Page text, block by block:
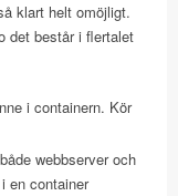
klart helt omöjligt.
det består i flertalet
i containern. Kör
webbserver och
en container